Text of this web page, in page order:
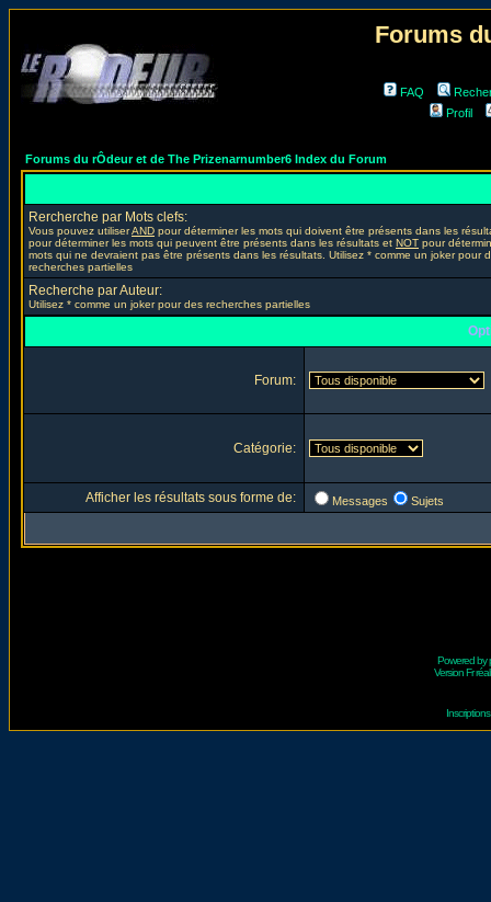
Forums
FAQ
Profil
Forums du rÔdeur et de The Prizenarnumber6 Index du Forum
Rercherche par Mots clefs:
Vous pouvez utiliserAND pour déterminer les mots qui doivent être présents dans les
pour déterminer les mots qui peuvent être présents dans les résultats et NOT pour
mots qui ne devraient pas être présents dans les résultats. Utilisez * comme un joker pour
recherches partielles
Recherche par Auteur:
Utilisez * comme un joker pour des recherches partielles
Forum:
Catégorie:
Afficher les résultats sous forme de: Messages Sujets
Powered by
Version Fr